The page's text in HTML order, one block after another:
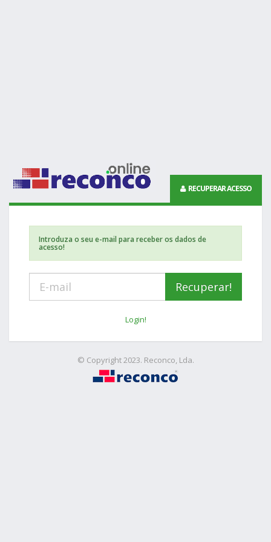
RECUPERAR ACESSO
Introduza o seu e-mail para receber os dados de
acesso!
Login!
© Copyright 2023. Reconco, Lda.